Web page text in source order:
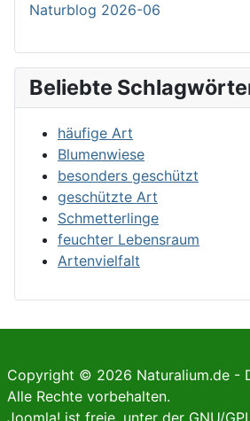
Naturblog 2026-06
Beliebte
häufige Art
Blumenwiese
besonders geschützt
geschützte Art
Schmetterlinge
feuchter Lebensraum
Artenvielfalt
Copyright © 2026 Naturalium.de -
Alle Rechte vorbehalten.